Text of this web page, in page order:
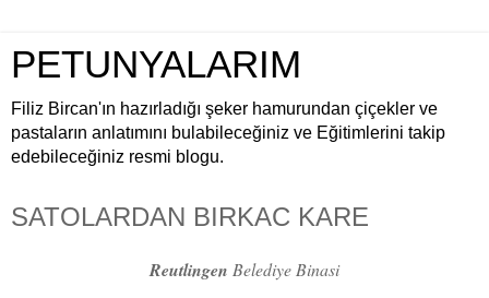
PETUNYALARIM
Filiz Bircan'ın hazırladığı şeker hamurundan çiçekler ve
pastaların anlatımını bulabileceğiniz ve Eğitimlerini takip
edebileceğiniz resmi blogu.
SATOLARDAN BIRKAC KARE
Reutlingen Belediye Binasi